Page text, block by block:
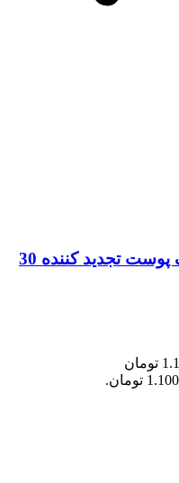
New Well آبرسان، سرم ضد لک پوست تجدید کننده 30
قیمت اصلی: 1.150.000 تومان